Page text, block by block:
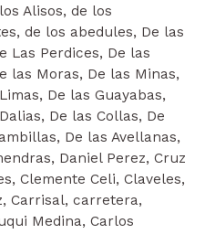
Alisos, de los
de los abedules, De las
Las Perdices, De las
las Moras, De las Minas,
De las Guayabas,
De las Collas, De
De las Avellanas,
Daniel Perez, Cruz
Clemente Celi, Claveles,
Carrisal, carretera,
Medina, Carlos